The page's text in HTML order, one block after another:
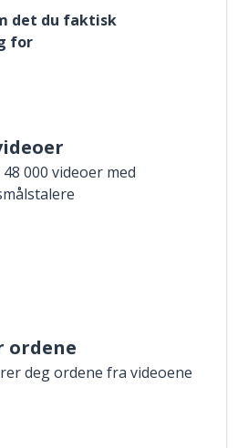
det du faktisk
for
000 videoer med
ordene
deg ordene fra videoene